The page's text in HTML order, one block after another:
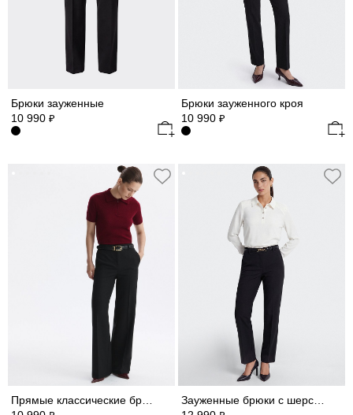
Брюки зауженные
10 990 ₽
Брюки зауженного кроя
10 990 ₽